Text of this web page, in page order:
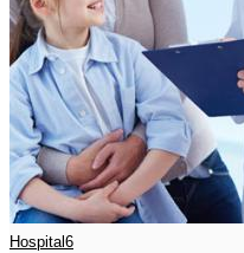
Hospital6